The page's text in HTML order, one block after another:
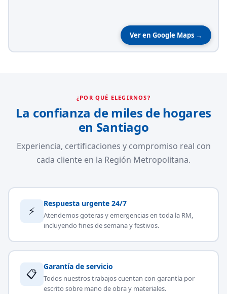
Ver en Google Maps →
¿POR QUÉ ELEGIRNOS?
La confianza de miles de hogares
en Santiago
Experiencia, certificaciones y compromiso real con
cada cliente en la Región Metropolitana.
⚡
Respuesta urgente 24/7
Atendemos goteras y emergencias en toda la RM,
incluyendo fines de semana y festivos.
📋
Garantía de servicio
Todos nuestros trabajos cuentan con garantía por
escrito sobre mano de obra y materiales.